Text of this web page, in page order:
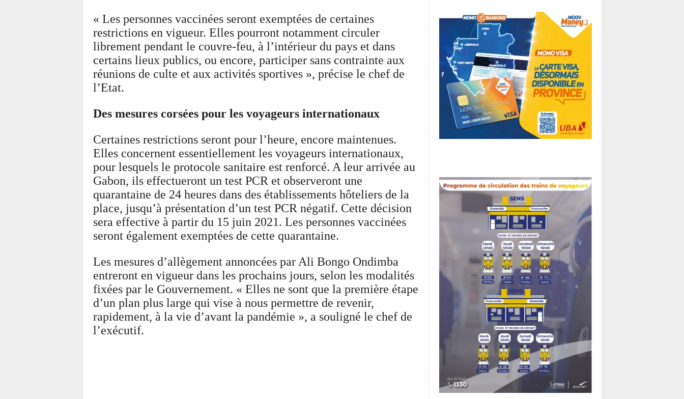
« Les personnes vaccinées seront exemptées de certaines
restrictions en vigueur. Elles pourront notamment circuler
librement pendant le couvre-feu, à l’intérieur du pays et dans
certains lieux publics, ou encore, participer sans contrainte aux
réunions de culte et aux activités sportives », précise le chef de
l’Etat.
Des mesures corsées pour les voyageurs internationaux
Certaines restrictions seront pour l’heure, encore maintenues.
Elles concernent essentiellement les voyageurs internationaux,
pour lesquels le protocole sanitaire est renforcé. A leur arrivée au
Gabon, ils effectueront un test PCR et observeront une
quarantaine de 24 heures dans des établissements hôteliers de la
place, jusqu’à présentation d’un test PCR négatif. Cette décision
sera effective à partir du 15 juin 2021. Les personnes vaccinées
seront également exemptées de cette quarantaine.
Les mesures d’allègement annoncées par Ali Bongo Ondimba
entreront en vigueur dans les prochains jours, selon les modalités
fixées par le Gouvernement. « Elles ne sont que la première étape
d’un plan plus large qui vise à nous permettre de revenir,
rapidement, à la vie d’avant la pandémie », a souligné le chef de
l’exécutif.